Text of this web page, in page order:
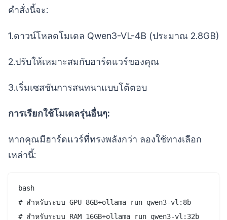
คำสั่งนี้จะ:
1.ดาวน์โหลดโมเดล Qwen3-VL-4B (ประมาณ 2.8GB)
2.ปรับให้เหมาะสมกับฮาร์ดแวร์ของคุณ
3.เริ่มเซสชันการสนทนาแบบโต้ตอบ
การเรียกใช้โมเดลรุ่นอื่นๆ:
หากคุณมีฮาร์ดแวร์ที่ทรงพลังกว่า ลองใช้ทางเลือก
เหล่านี้:
bash
# สำหรับระบบ GPU 8GB+ollama run qwen3-vl:8b
# สำหรับระบบ RAM 16GB+ollama run qwen3-vl:32b